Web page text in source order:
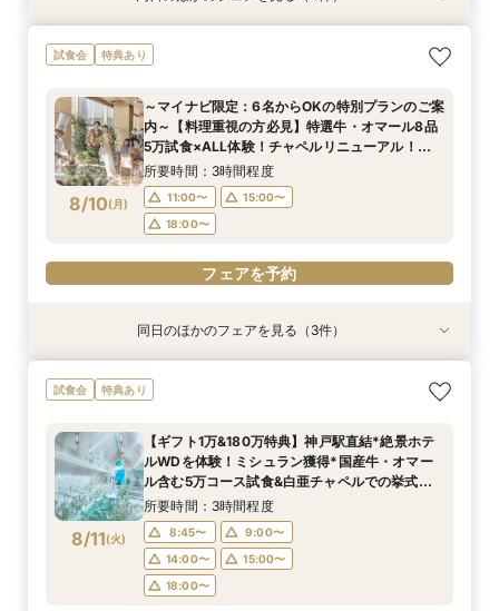
8/9(日)
【スマホ&自宅でオンライン相談】来店不要！見
学前の不安も解消
11:00〜
15:00〜
18:00〜
フェアを予約
8/9(日)
【和婚希望＆和も洋もご検討されている方】挙式
体験×コース試食
8:45〜
9:00〜
14:00〜
15:00〜
18:00〜
フェアを予約
8/9(日)
【マイナビ限定少人数プラン】6～40名様までの
アットホームなパーティーをお考えのおふたりに
見学＆豪華試食堪能フェア
所要時間：3時間程度
8:45〜
9:00〜
14:00〜
15:00〜
18:00〜
8/9(日)
【60分クイック相談】初めてでも安心◎会場内
覧&相談会
9:30〜
12:00〜
14:00〜
15:00〜
18:00〜
フェアを予約
試食会 特典あり
8/10(月)
～マイナビ限定：6名からOKの特別プランのご案
内～【料理重視の方必見】特選牛・オマール8品
5万試食×ALL体験！チャペルリニューアル！自
然光溢れる少人数専用会場見学＆豪華試食堪能
フェア
所要時間：3時間程度
11:00〜
15:00〜
18:00〜
フェアを予約
8/10(月)
【スマホ&自宅でオンライン相談】来店不要！見
学前の不安も解消
11:00〜
15:00〜
18:00〜
フェアを予約
特典あり
8/10(月)
【和婚希望＆和も洋もご検討されている方】挙式
体験×コース試食
11:00〜
15:00〜
18:00〜
フェアを予約
特典あり
8/10(月)
【6名～OK！専用会場で過ごす少人数WD】豪華
無料試食付ご相談会
11:00〜
15:00〜
18:00〜
フェアを予約
同日のほかのフェアを見る（3件）
試食会 特典あり
8/11(火)
【ギフト1万&180万特典】神戸駅直結*絶景ホテ
ルWDを体験！ミシュラン獲得*国産牛・オマー
ル含む5万コース試食&白亜チャペルでの挙式体
験
所要時間：3時間程度
8:45〜
9:00〜
14:00〜
15:00〜
18:00〜